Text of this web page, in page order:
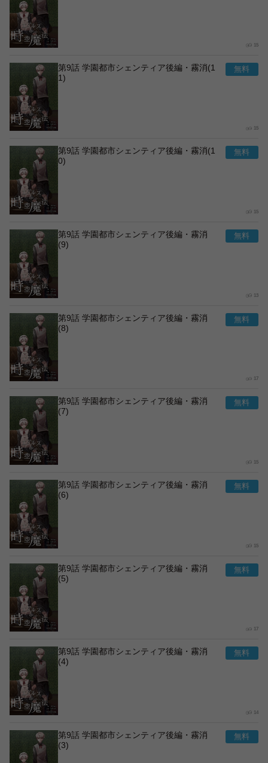
15
第9話 学園都市シェンティア後編・霧消(1
1)
15
第9話 学園都市シェンティア後編・霧消(1
0)
15
第9話 学園都市シェンティア後編・霧消
(9)
13
第9話 学園都市シェンティア後編・霧消
(8)
17
第9話 学園都市シェンティア後編・霧消
(7)
15
第9話 学園都市シェンティア後編・霧消
(6)
15
第9話 学園都市シェンティア後編・霧消
(5)
17
第9話 学園都市シェンティア後編・霧消
(4)
14
第9話 学園都市シェンティア後編・霧消
(3)